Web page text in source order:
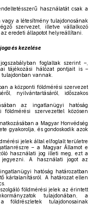
használatát csak a
a létesítmény tulajdonosának
szervezet, illetve vállalkozó
eredeti állapotot helyreállítani.
és kezelése
foglaltak szerint –,
tájékozási hálózat pontjait is –
tulajdonban vannak.
a központi földmérési szervezet
nyilvántartásáról, időszakos
az ingatlanügyi hatóság
szervezettel közösen
a Magyar Honvédség
gyakorolja, és gondoskodik azok
jelek által elfoglalt területre
– a Magyar Államot e
használati jog illeti meg, ezt a
A használati jogot az
hatóság határozatban
kártalanításról. A határozat ellen
földmérési jelek az érintett
tulajdonában, a
tulajdonosainak